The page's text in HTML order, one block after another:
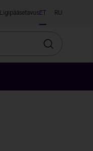
LigipääsetavusET RU
Otsin